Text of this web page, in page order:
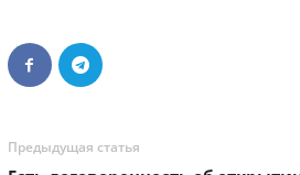
Предыдущая статья